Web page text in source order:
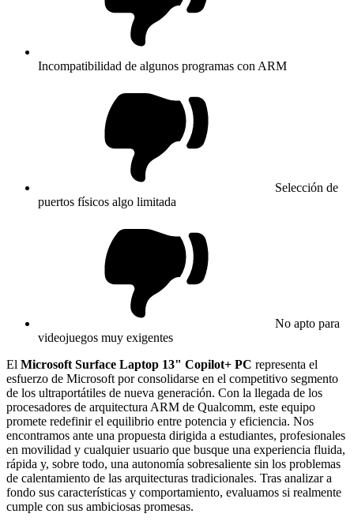
Incompatibilidad de algunos programas con ARM
Selección de
puertos físicos algo limitada
No apto para
videojuegos muy exigentes
El Microsoft Surface Laptop 13" Copilot+ PC representa el
esfuerzo de Microsoft por consolidarse en el competitivo segmento
de los ultraportátiles de nueva generación. Con la llegada de los
procesadores de arquitectura ARM de Qualcomm, este equipo
promete redefinir el equilibrio entre potencia y eficiencia. Nos
encontramos ante una propuesta dirigida a estudiantes, profesionales
en movilidad y cualquier usuario que busque una experiencia fluida,
rápida y, sobre todo, una autonomía sobresaliente sin los problemas
de calentamiento de las arquitecturas tradicionales. Tras analizar a
fondo sus características y comportamiento, evaluamos si realmente
cumple con sus ambiciosas promesas.